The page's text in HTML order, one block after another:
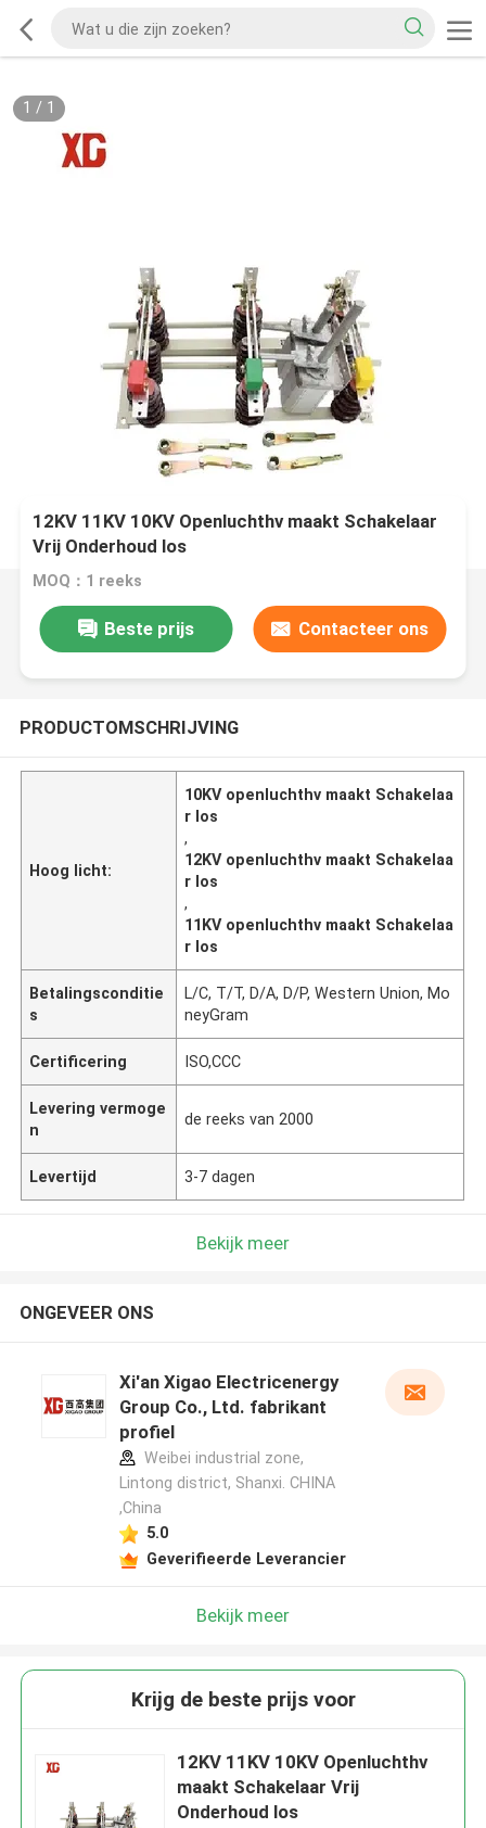
1 / 1
12KV 11KV 10KV Openluchthv maakt Schakelaar
Vrij Onderhoud los
MOQ：1 reeks
Beste prijs Contacteer ons
PRODUCTOMSCHRIJVING
Hoog licht:
10KV openluchthv maakt Schakelaa
r los
,
12KV openluchthv maakt Schakelaa
r los
,
11KV openluchthv maakt Schakelaa
r los
Betalingsconditie
s
L/C, T/T, D/A, D/P, Western Union, Mo
neyGram
Certificering ISO,CCC
Levering vermoge
n
de reeks van 2000
Levertijd 3-7 dagen
Bekijk meer
ONGEVEER ONS
Xi'an Xigao Electricenergy
Group Co., Ltd. fabrikant
profiel
Weibei industrial zone,
Lintong district, Shanxi. CHINA
,China
5.0
Geverifieerde Leverancier
Bekijk meer
Krijg de beste prijs voor
12KV 11KV 10KV Openluchthv
maakt Schakelaar Vrij
Onderhoud los